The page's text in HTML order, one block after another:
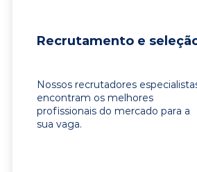
Recrutamento e
Nossos recrutadores
encontram os melhores
profissionais do mercado para a
sua vaga.